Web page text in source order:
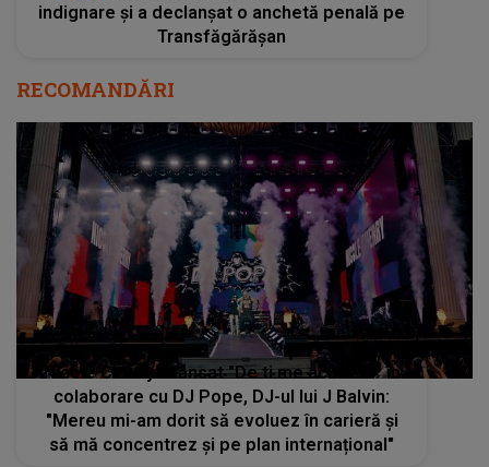
indignare și a declanșat o anchetă penală pe
Transfăgărășan
RECOMANDĂRI
Nicole Cherry a lansat "De ti me acuerdo" în
colaborare cu DJ Pope, DJ-ul lui J Balvin:
"Mereu mi-am dorit să evoluez în carieră și
să mă concentrez și pe plan internațional"